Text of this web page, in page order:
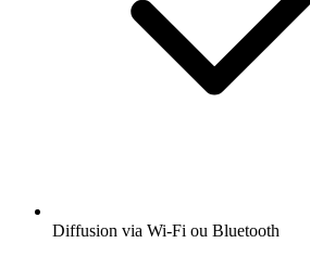
Diffusion via Wi-Fi ou Bluetooth